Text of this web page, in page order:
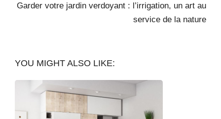
Garder votre jardin verdoyant : l’irrigation, un art au
service de la nature
YOU MIGHT ALSO LIKE: